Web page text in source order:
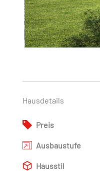
Hausdetails
Preis
Ausbaustufe
Hausstil